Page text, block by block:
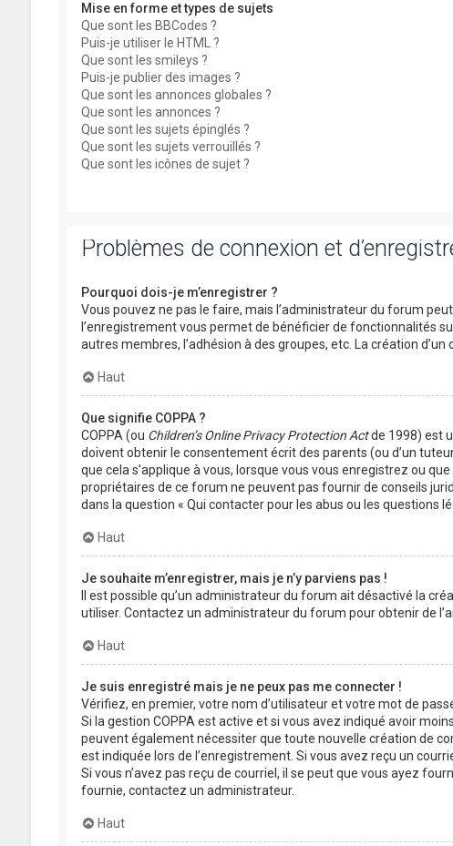
Mise en forme et types de sujets
Que sont les BBCodes ?
Puis-je utiliser le HTML ?
Que sont les smileys ?
Puis-je publier des images ?
Que sont les annonces globales ?
Que sont les annonces ?
Que sont les sujets épinglés ?
Que sont les sujets verrouillés ?
Que sont les icônes de sujet ?
Problèmes de connexion et
Pourquoi dois-je m’enregistrer ?
Vous pouvez ne pas le faire, mais l’administrateur du forum
l’enregistrement vous permet de bénéficier de fonctionnalités
autres membres, l’adhésion à des groupes, etc. La création
Haut
Que signifie COPPA ?
COPPA (ou Children’s Online Privacy Protection Actde 1998) est
doivent obtenir le consentement écrit des parents (ou d’un
que cela s’applique à vous, lorsque vous vous enregistrez ou
propriétaires de ce forum ne peuvent pas fournir de conseils
dans la question « Qui contacter pour les abus ou les questions
Haut
Je souhaite m’enregistrer, mais je n’y parviens pas !
Il est possible qu’un administrateur du forum ait désactivé la
utiliser. Contactez un administrateur du forum pour obtenir de
Haut
Je suis enregistré mais je ne peux pas me connecter !
Vérifiez, en premier, votre nom d’utilisateur et votre mot de
Si la gestion COPPA est active et si vous avez indiqué avoir
peuvent également nécessiter que toute nouvelle création de
est indiquée lors de l’enregistrement. Si vous avez reçu un
Si vous n’avez pas reçu de courriel, il se peut que vous ayez
fournie, contactez un administrateur.
Haut